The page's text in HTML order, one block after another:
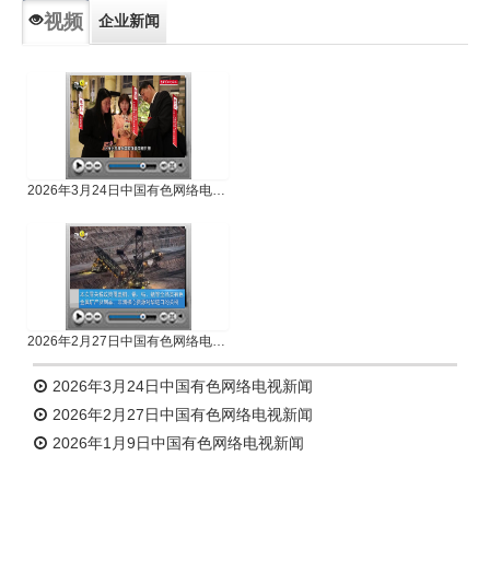
视频 企业新闻
2026年3月24日中国有色网络电视新闻
2026年2月27日中国有色网络电视新闻
2026年1月9日中国有色网络电视新闻